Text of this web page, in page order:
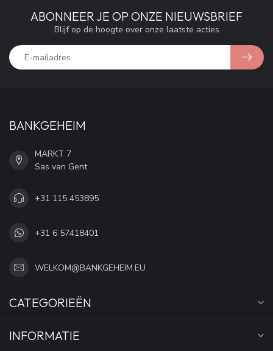
ABONNEER JE OP ONZE NIEUWSBRIEF
Blijf op de hoogte over onze laatste acties
BANKGEHEIM
MARKT 7
Sas van Gent
+31 115 453895
+31 6 57418401
WELKOM@BANKGEHEIM.EU
CATEGORIEËN
INFORMATIE